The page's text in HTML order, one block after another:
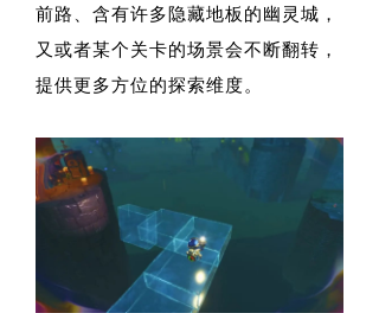
前路、含有许多隐藏地板的幽灵城，
又或者某个关卡的场景会不断翻转，
提供更多方位的探索维度。